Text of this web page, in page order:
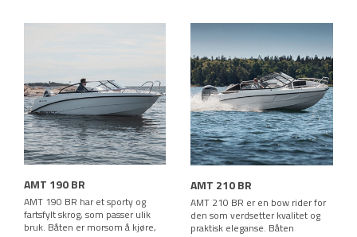
AMT 190 BR
AMT 190 BR har et sporty og
fartsfylt skrog, som passer ulik
bruk. Båten er morsom å kjøre,
AMT 210 BR
AMT 210 BR er en bow rider for
den som verdsetter kvalitet og
praktisk eleganse. Båten